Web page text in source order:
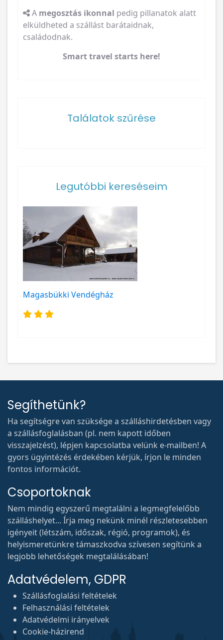
A megosztás ikonnal pedig pillanatok alatt
elküldheted a szállást barátaidnak,
családodnak.
Smart travel starts here!
Találatok szűrése
Legutóbbi kereséseim
Magasbükki Vendégház
Segíthetünk?
Ha segítségre van szüksége a szálláshirdetésben vagy
a szállásfoglalásban (pl. nem kapott időben
visszajelzést), lépjen kapcsolatba velünk e-mailben! A
gyors ügyintézés érdekében kérjük, írjon le minden
fontos információt.
Csoportoknak
Nem mindig egyszerű megtalálni a legmegfelelőbb
szálláshelyet... Írja meg nekünk minél részletesebben
igényeit (létszám, időszak, régió, programok), és
helyismeretünkre támaszkodva szívesen segítünk a
legjobb lehetőségek megtalálásában!
Adatvédelem, GDPR
Szállásfoglalási feltételek
Felhasználási feltételek
Adatvédelmi irányelvek
Cookie-házirend